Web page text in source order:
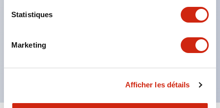
Statistiques
Marketing
Afficher les détails
l’impact environnemental (conforme à la directive
RoHS).
Structure à double isolation ne nécessitant pas de
mise à la terre.
Dimensions extérieures : 35 × 40 × 146 mm.